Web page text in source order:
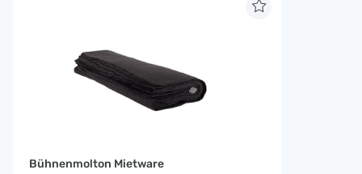
Bühnenmolton Mietware